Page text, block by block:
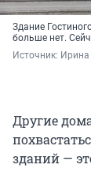
Здание
больше нет.
Источник:
Другие
зданий —